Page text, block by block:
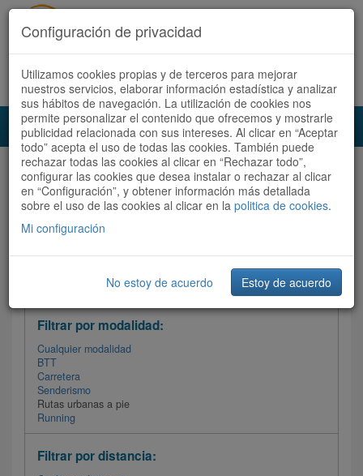
Acceder Registrate ahora Español | Català
Audioruta Todas las rutas
Todas las rutas
Ordenar por: Más recientes /
Filtrar las rutas
Filtrar por modalidad:
Cualquier modalidad
BTT
Carretera
Senderismo
Rutas urbanas a pie
Running
Filtrar por distancia:
Configuración de privacidad
Utilizamos cookies propias y de terceros para mejorar
nuestros servicios, elaborar información estadística y analizar
sus hábitos de navegación. La utilización de cookies nos
permite personalizar el contenido que ofrecemos y mostrarle
publicidad relacionada con sus intereses. Al clicar en “Aceptar
todo” acepta el uso de todas las cookies. También puede
rechazar todas las cookies al clicar en “Rechazar todo”,
configurar las cookies que desea instalar o rechazar al clicar
en “Configuración”, y obtener información más detallada
sobre el uso de las cookies al clicar en la politica de cookies.
Mi configuración
No estoy de acuerdo Estoy de acuerdo